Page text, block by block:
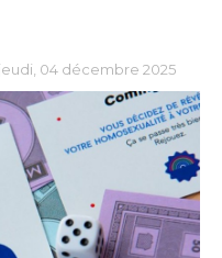
04 décembre 2025